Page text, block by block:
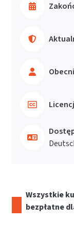
Wszystkie
bezpłatne